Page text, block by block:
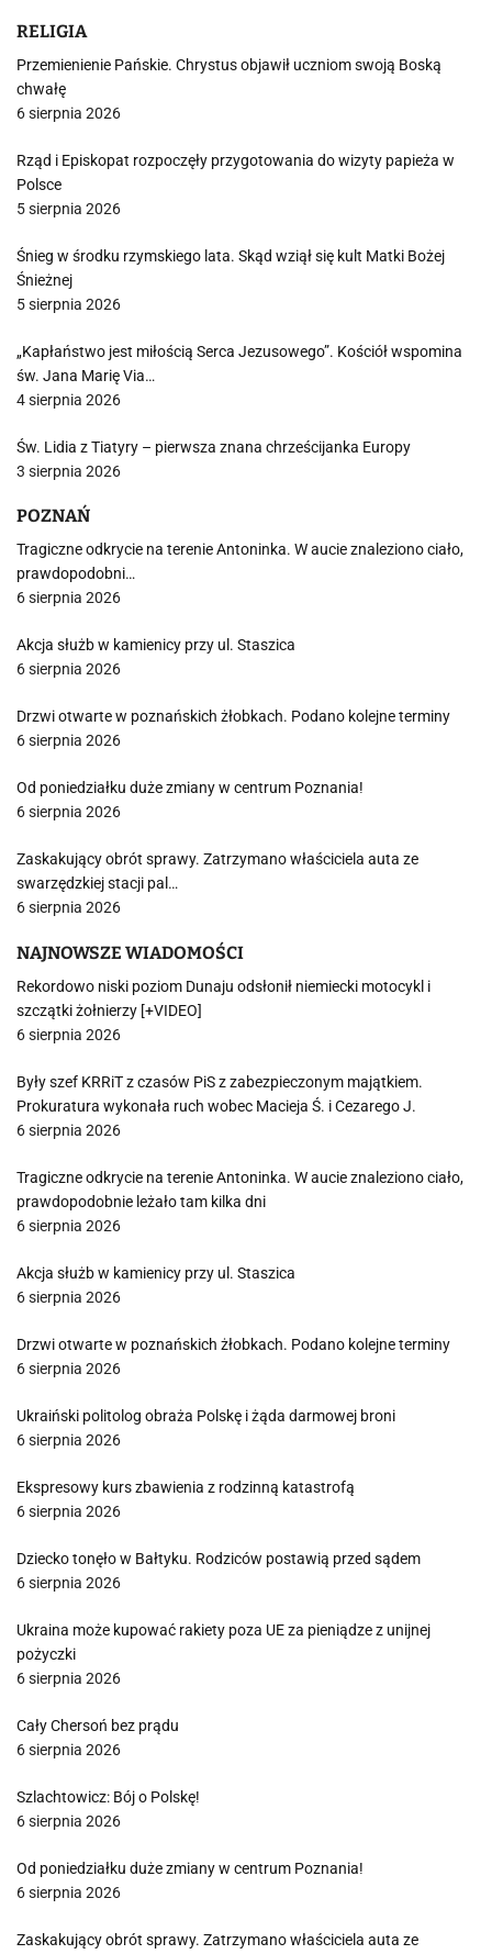
RELIGIA
Przemienienie Pańskie. Chrystus objawił uczniom swoją Boską
chwałę
6 sierpnia 2026
Rząd i Episkopat rozpoczęły przygotowania do wizyty papieża w
Polsce
5 sierpnia 2026
Śnieg w środku rzymskiego lata. Skąd wziął się kult Matki Bożej
Śnieżnej
5 sierpnia 2026
„Kapłaństwo jest miłością Serca Jezusowego”. Kościół wspomina
św. Jana Marię Via…
4 sierpnia 2026
Św. Lidia z Tiatyry – pierwsza znana chrześcijanka Europy
3 sierpnia 2026
POZNAŃ
Tragiczne odkrycie na terenie Antoninka. W aucie znaleziono ciało,
prawdopodobni…
6 sierpnia 2026
Akcja służb w kamienicy przy ul. Staszica
6 sierpnia 2026
Drzwi otwarte w poznańskich żłobkach. Podano kolejne terminy
6 sierpnia 2026
Od poniedziałku duże zmiany w centrum Poznania!
6 sierpnia 2026
Zaskakujący obrót sprawy. Zatrzymano właściciela auta ze
swarzędzkiej stacji pal…
6 sierpnia 2026
NAJNOWSZE WIADOMOŚCI
Rekordowo niski poziom Dunaju odsłonił niemiecki motocykl i
szczątki żołnierzy [+VIDEO]
6 sierpnia 2026
Były szef KRRiT z czasów PiS z zabezpieczonym majątkiem.
Prokuratura wykonała ruch wobec Macieja Ś. i Cezarego J.
6 sierpnia 2026
Tragiczne odkrycie na terenie Antoninka. W aucie znaleziono ciało,
prawdopodobnie leżało tam kilka dni
6 sierpnia 2026
Akcja służb w kamienicy przy ul. Staszica
6 sierpnia 2026
Drzwi otwarte w poznańskich żłobkach. Podano kolejne terminy
6 sierpnia 2026
Ukraiński politolog obraża Polskę i żąda darmowej broni
6 sierpnia 2026
Ekspresowy kurs zbawienia z rodzinną katastrofą
6 sierpnia 2026
Dziecko tonęło w Bałtyku. Rodziców postawią przed sądem
6 sierpnia 2026
Ukraina może kupować rakiety poza UE za pieniądze z unijnej
pożyczki
6 sierpnia 2026
Cały Chersoń bez prądu
6 sierpnia 2026
Szlachtowicz: Bój o Polskę!
6 sierpnia 2026
Od poniedziałku duże zmiany w centrum Poznania!
6 sierpnia 2026
Zaskakujący obrót sprawy. Zatrzymano właściciela auta ze